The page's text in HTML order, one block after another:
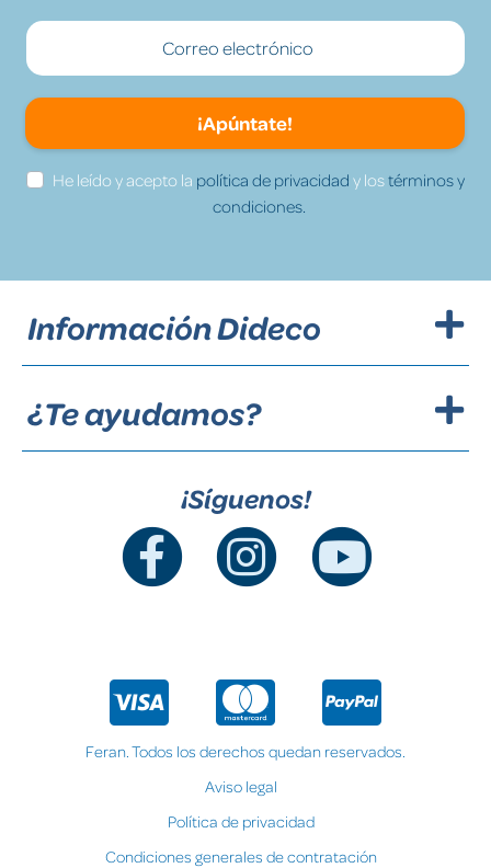
¡Apúntate!
He leído y acepto la política de privacidad y lostérminos y
condiciones.
Información Dideco
¿Te ayudamos?
¡Síguenos!
Feran. Todos los derechos quedan reservados.
Aviso legal
Política de privacidad
Condiciones generales de contratación